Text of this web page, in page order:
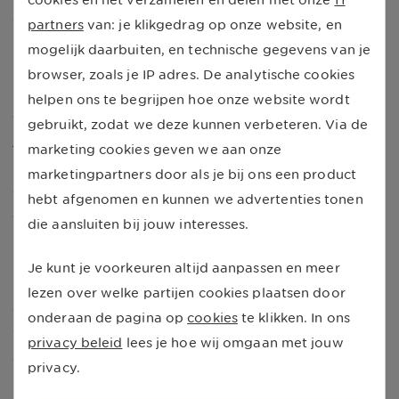
telefonisch te woord staan.
Om de functie van schadebehandelaar uit te voeren,
zijn ook de (wettelijk vereiste) Wft-diploma’s, Wft Basis
en Wft Schade Particulier nodig. Als je deze nog niet in
je bezit hebt, dan mag je vanuit onze UC Academy deze
Wft’s gaan behalen. Bij een succesvolle examenuitslag
ontvang jij jouw Wft-diploma’s en kun je onze klanten
een passend advies geven over hun autoverzekering.
Wij investeren graag in jouw toekomst. Daarom kun jij
bij ons gratis je Wft-diploma behalen. Deze opleiding is
een interessante en waardevolle investering in jezelf,
waardoor jij multi-inzetbare schadebehandelaar bent
én een diploma rijker wordt!
partners van: je klikgedrag op onze website, en
mogelijk daarbuiten, en technische gegevens van je
browser, zoals je IP adres. De analytische cookies
helpen ons te begrijpen hoe onze website wordt
gebruikt, zodat we deze kunnen verbeteren. Via de
marketing cookies geven we aan onze
marketingpartners door als je bij ons een product
hebt afgenomen en kunnen we advertenties tonen
die aansluiten bij jouw interesses.
Je kunt je voorkeuren altijd aanpassen en meer
lezen over welke partijen cookies plaatsen door
onderaan de pagina op cookies te klikken. In ons
privacy beleid lees je hoe wij omgaan met jouw
privacy.